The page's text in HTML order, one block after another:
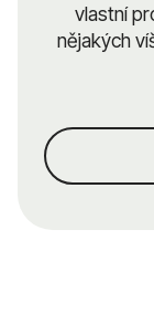
vlastní
nějakých